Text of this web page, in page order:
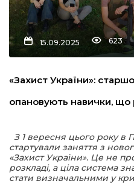
15.09.2025 623
«Захист України»:
опановують навички,
З 1 вересня цього року в
стартували заняття з
«Захист України». Це не
розкладі, а ціла система
стати визначальними у